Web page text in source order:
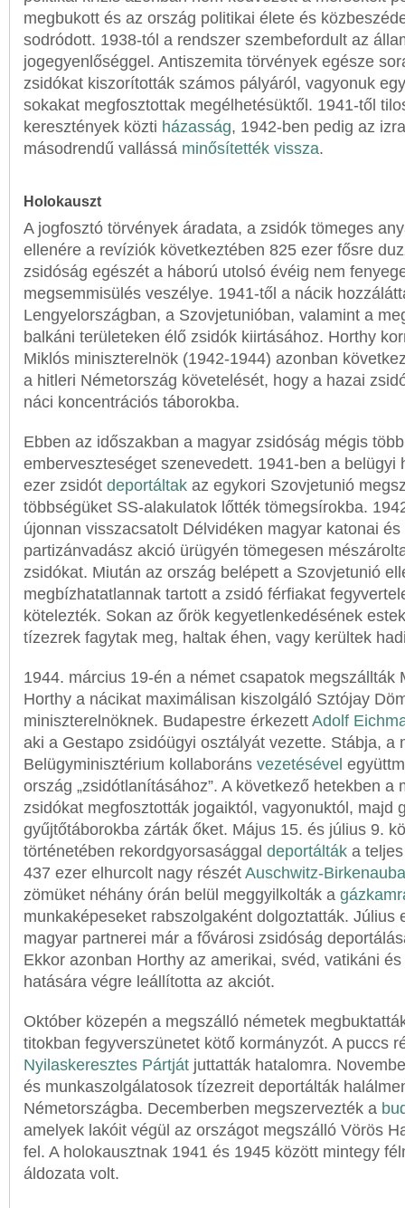
megbukott és az ország politikai élete és
sodródott. 1938-tól a rendszer szembefordult az
jogegyenlőséggel. Antiszemita törvények egésze
zsidókat kiszorították számos pályáról, vagyonuk
sokakat megfosztottak megélhetésüktől. 1941-től
keresztények közti házasság, 1942-ben pedig az
másodrendű vallássá minősítették vissza.
Holokauszt
A jogfosztó törvények áradata, a zsidók tömeges
ellenére a revíziók következtében 825 ezer fősre
zsidóság egészét a háború utolsó évéig nem
megsemmisülés veszélye. 1941-től a nácik
Lengyelországban, a Szovjetunióban, valamint a
balkáni területeken élő zsidók kiirtásához. Horthy
Miklós miniszterelnök (1942-1944) azonban
a hitleri Németország követelését, hogy a hazai
náci koncentrációs táborokba.
Ebben az időszakban a magyar zsidóság mégis
emberveszteséget szenevedett. 1941-ben a belügyi
ezer zsidót deportáltak az egykori Szovjetunió
többségüket SS-alakulatok lőtték tömegsírokba.
újonnan visszacsatolt Délvidéken magyar katonai
partizánvadász akció ürügyén tömegesen
zsidókat. Miután az ország belépett a Szovjetunió
megbízhatatlannak tartott a zsidó férfiakat
kötelezték. Sokan az őrök kegyetlenkedésének
tízezrek fagytak meg, haltak éhen, vagy kerültek
1944. március 19-én a német csapatok megszállták
Horthy a nácikat maximálisan kiszolgáló Sztójay
miniszterelnöknek. Budapestre érkezett Adolf
aki a Gestapo zsidóügyi osztályát vezette. Stábja, a
Belügyminisztérium kollaboráns vezetésével
ország „zsidótlanításához”. A következő hetekben a
zsidókat megfosztották jogaiktól, vagyonuktól, majd
gyűjtőtáborokba zárták őket. Május 15. és július 9.
történetében rekordgyorsasággal deportálták a
437 ezer elhurcolt nagy részét Auschwitz-
zömüket néhány órán belül meggyilkolták a
munkaképeseket rabszolgaként dolgoztatták. Július
magyar partnerei már a fővárosi zsidóság
Ekkor azonban Horthy az amerikai, svéd, vatikáni
hatására végre leállította az akciót.
Október közepén a megszálló németek
titokban fegyverszünetet kötő kormányzót. A puccs
Nyilaskeresztes Pártját juttatták hatalomra.
és munkaszolgálatosok tízezreit deportálták
Németországba. Decemberben megszervezték a
amelyek lakóit végül az országot megszálló Vörös
fel. A holokausztnak 1941 és 1945 között mintegy
áldozata volt.